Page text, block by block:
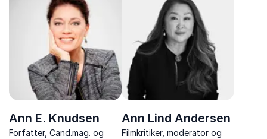
kamp for Afrikas børn – et
foredrag om håb, vilje og
menneskelighed.
anerkendende pædagogik
og forskning styrker
selvværdet hos
temperamentsfulde og
sårbare børn.
Ann E. Knudsen
Forfatter, Cand.mag. og
Ann Lind Andersen
Filmkritiker, moderator og